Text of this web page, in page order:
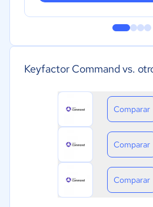
Keyfactor Command vs.
Comparar
Comparar
Comparar